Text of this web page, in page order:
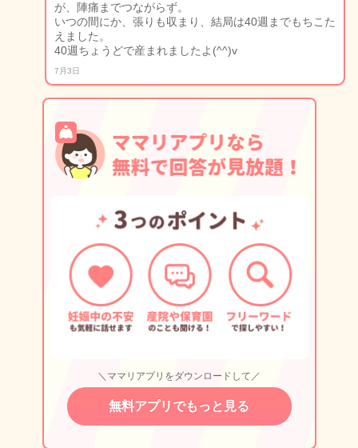
が、陣痛までつながらず。
いつの間にか、張りも収まり、結局は40週までもちこた
えました。
40週ちょうどで産まれましたよ(^^)v
7月3日
＼ママリアプリをダウンロードして／
無料アプリでもっと見る